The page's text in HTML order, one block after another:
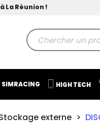
La Réunion !
SIMRACING HIGH TECH
externe